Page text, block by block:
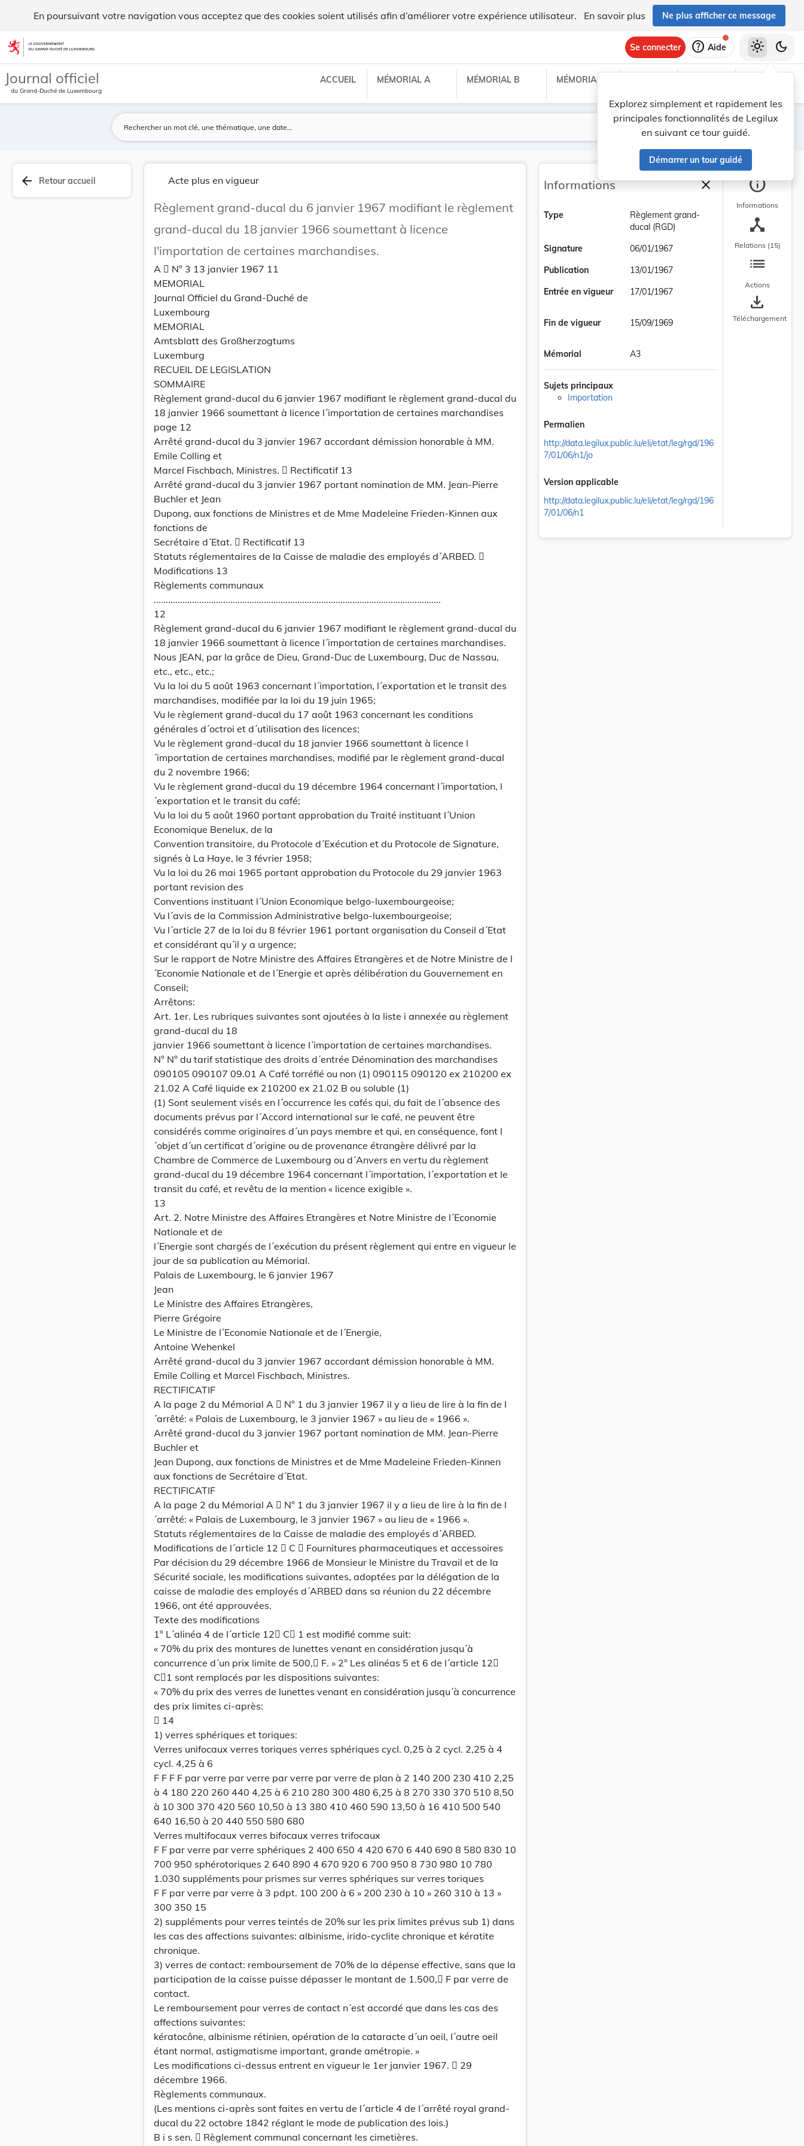
En poursuivant votre navigation vous acceptez que des cookies soient utilisés afin d’améliorer votre expérience utilisateur. En savoir plus Ne plus afficher ce message
Aller au contenu
Se connecter help Aide
Explorez simplement et rapidement les
principales fonctionnalités de Legilux
en suivant ce tour guidé.
Démarrer un tour guidé
light_mode dark_mode
Journal officiel
du Grand-Duché de Luxembourg
ACCUEIL MÉMORIAL A MÉMORIAL B MÉMORIAL C
Lancer la recherche
Filtres
arrow_back Retour accueil Acte plus en vigueur
Règlement grand-ducal du 6 janvier 1967 modifiant le règlement
grand-ducal du 18 janvier 1966 soumettant à licence
l'importation de certaines marchandises.
A  N° 3 13 janvier 1967 11
MEMORIAL
Journal Officiel du Grand-Duché de
Luxembourg
MEMORIAL
Amtsblatt des Großherzogtums
Luxemburg
RECUEIL DE LEGISLATION
SOMMAIRE
Règlement grand-ducal du 6 janvier 1967 modifiant le règlement grand-ducal du
18 janvier 1966 soumettant à licence l´importation de certaines marchandises
page 12
Arrêté grand-ducal du 3 janvier 1967 accordant démission honorable à MM.
Emile Colling et
Marcel Fischbach, Ministres.  Rectificatif 13
Arrêté grand-ducal du 3 janvier 1967 portant nomination de MM. Jean-Pierre
Buchler et Jean
Dupong, aux fonctions de Ministres et de Mme Madeleine Frieden-Kinnen aux
fonctions de
Secrétaire d´Etat.  Rectificatif 13
Statuts réglementaires de la Caisse de maladie des employés d´ARBED. 
Modifications 13
Règlements communaux
........................................................................................................................
12
Règlement grand-ducal du 6 janvier 1967 modifiant le règlement grand-ducal du
18 janvier 1966 soumettant à licence l´importation de certaines marchandises.
Nous JEAN, par la grâce de Dieu, Grand-Duc de Luxembourg, Duc de Nassau,
etc., etc., etc.;
Vu la loi du 5 août 1963 concernant l´importation, l´exportation et le transit des
marchandises, modifiée par la loi du 19 juin 1965;
Vu le règlement grand-ducal du 17 août 1963 concernant les conditions
générales d´octroi et d´utilisation des licences;
Vu le règlement grand-ducal du 18 janvier 1966 soumettant à licence l
´importation de certaines marchandises, modifié par le règlement grand-ducal
du 2 novembre 1966;
Vu le règlement grand-ducal du 19 décembre 1964 concernant l´importation, l
´exportation et le transit du café;
Vu la loi du 5 août 1960 portant approbation du Traité instituant l´Union
Economique Benelux, de la
Convention transitoire, du Protocole d´Exécution et du Protocole de Signature,
signés à La Haye, le 3 février 1958;
Vu la loi du 26 mai 1965 portant approbation du Protocole du 29 janvier 1963
portant revision des
Conventions instituant l´Union Economique belgo-luxembourgeoise;
Vu l´avis de la Commission Administrative belgo-luxembourgeoise;
Vu l´article 27 de la loi du 8 février 1961 portant organisation du Conseil d´Etat
et considérant qu´il y a urgence;
Sur le rapport de Notre Ministre des Affaires Etrangères et de Notre Ministre de l
´Economie Nationale et de l´Energie et après délibération du Gouvernement en
Conseil;
Arrêtons:
Art. 1er. Les rubriques suivantes sont ajoutées à la liste i annexée au règlement
grand-ducal du 18
janvier 1966 soumettant à licence l´importation de certaines marchandises.
N° N° du tarif statistique des droits d´entrée Dénomination des marchandises
090105 090107 09.01 A Café torréfié ou non (1) 090115 090120 ex 210200 ex
21.02 A Café liquide ex 210200 ex 21.02 B ou soluble (1)
(1) Sont seulement visés en l´occurrence les cafés qui, du fait de l´absence des
documents prévus par l´Accord international sur le café, ne peuvent être
considérés comme originaires d´un pays membre et qui, en conséquence, font l
´objet d´un certificat d´origine ou de provenance étrangère délivré par la
Chambre de Commerce de Luxembourg ou d´Anvers en vertu du règlement
grand-ducal du 19 décembre 1964 concernant l´importation, l´exportation et le
transit du café, et revêtu de la mention « licence exigible ».
13
Art. 2. Notre Ministre des Affaires Etrangères et Notre Ministre de l´Economie
Nationale et de
l´Energie sont chargés de l´exécution du présent règlement qui entre en vigueur le
jour de sa publication au Mémorial.
Palais de Luxembourg, le 6 janvier 1967
Jean
Le Ministre des Affaires Etrangères,
Pierre Grégoire
Le Ministre de l´Economie Nationale et de l´Energie,
Antoine Wehenkel
Arrêté grand-ducal du 3 janvier 1967 accordant démission honorable à MM.
Emile Colling et Marcel Fischbach, Ministres.
RECTIFICATIF
A la page 2 du Mémorial A  N° 1 du 3 janvier 1967 il y a lieu de lire à la fin de l
´arrêté: « Palais de Luxembourg, le 3 janvier 1967 » au lieu de « 1966 ».
Arrêté grand-ducal du 3 janvier 1967 portant nomination de MM. Jean-Pierre
Buchler et
Jean Dupong, aux fonctions de Ministres et de Mme Madeleine Frieden-Kinnen
aux fonctions de Secrétaire d´Etat.
RECTIFICATIF
A la page 2 du Mémorial A  N° 1 du 3 janvier 1967 il y a lieu de lire à la fin de l
´arrêté: « Palais de Luxembourg, le 3 janvier 1967 » au lieu de « 1966 ».
Statuts réglementaires de la Caisse de maladie des employés d´ARBED.
Modifications de l´article 12  C  Fournitures pharmaceutiques et accessoires
Par décision du 29 décembre 1966 de Monsieur le Ministre du Travail et de la
Sécurité sociale, les modifications suivantes, adoptées par la délégation de la
caisse de maladie des employés d´ARBED dans sa réunion du 22 décembre
1966, ont été approuvées.
Texte des modifications
1° L´alinéa 4 de l´article 12 C 1 est modifié comme suit:
« 70% du prix des montures de lunettes venant en considération jusqu´à
concurrence d´un prix limite de 500, F. » 2° Les alinéas 5 et 6 de l´article 12
C1 sont remplacés par les dispositions suivantes:
« 70% du prix des verres de lunettes venant en considération jusqu´à concurrence
des prix limites ci-après:
 14
1) verres sphériques et toriques:
Verres unifocaux verres toriques verres sphériques cycl. 0,25 à 2 cycl. 2,25 à 4
cycl. 4,25 à 6
F F F F par verre par verre par verre par verre de plan à 2 140 200 230 410 2,25
à 4 180 220 260 440 4,25 à 6 210 280 300 480 6,25 à 8 270 330 370 510 8,50
à 10 300 370 420 560 10,50 à 13 380 410 460 590 13,50 à 16 410 500 540
640 16,50 à 20 440 550 580 680
Verres multifocaux verres bifocaux verres trifocaux
F F par verre par verre sphériques 2 400 650 4 420 670 6 440 690 8 580 830 10
700 950 sphérotoriques 2 640 890 4 670 920 6 700 950 8 730 980 10 780
1.030 suppléments pour prismes sur verres sphériques sur verres toriques
F F par verre par verre à 3 pdpt. 100 200 à 6 » 200 230 à 10 » 260 310 à 13 »
300 350 15
2) suppléments pour verres teintés de 20% sur les prix limites prévus sub 1) dans
les cas des affections suivantes: albinisme, irido-cyclite chronique et kératite
chronique.
3) verres de contact: remboursement de 70% de la dépense effective, sans que la
participation de la caisse puisse dépasser le montant de 1.500, F par verre de
contact.
Le remboursement pour verres de contact n´est accordé que dans les cas des
affections suivantes:
kératocône, albinisme rétinien, opération de la cataracte d´un oeil, l´autre oeil
étant normal, astigmatisme important, grande amétropie. »
Les modifications ci-dessus entrent en vigueur le 1er janvier 1967.  29
décembre 1966.
Règlements communaux.
(Les mentions ci-après sont faites en vertu de l´article 4 de l´arrêté royal grand-
ducal du 22 octobre 1842 réglant le mode de publication des lois.)
B i s sen.  Règlement communal concernant les cimetières.
Informations closeFermer la barre
Type
Règlement grand-
ducal (RGD)
Signature
06/01/1967
Publication
13/01/1967
Entrée en vigueur
17/01/1967
Fin de vigueur 15/09/1969
Mémorial A3
Sujets principaux
Importation
Permalien
http://data.legilux.public.lu/eli/etat/leg/rgd/196
7/01/06/n1/jo
Version applicable
http://data.legilux.public.lu/eli/etat/leg/rgd/196
7/01/06/n1
info
Informations
device_hub
Relations (15)
list
Actions
save_alt
Téléchargement